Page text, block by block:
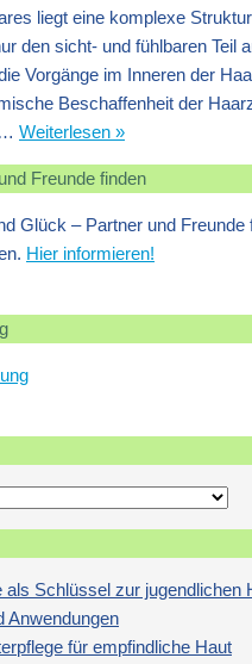
liegt eine komplexe
den sicht- und fühlbaren Teil
Vorgänge im Inneren der
Beschaffenheit der
Weiterlesen »Der
Aufbau
des
Haares
und
Freunde finden
Glück – Partner und Freunde
Hier informieren!
als Schlüssel zur jugendlichen
Anwendungen
für empfindliche Haut